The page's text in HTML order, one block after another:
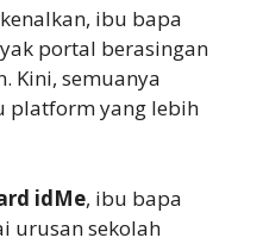
ibu bapa
portal berasingan
Kini, semuanya
platform yang lebih
idMe, ibu bapa
urusan sekolah